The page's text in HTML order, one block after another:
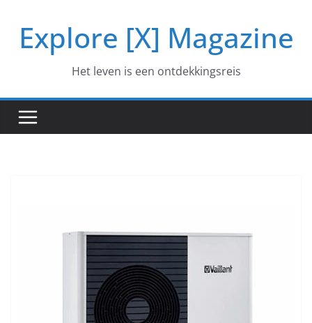
naarExplore [X] Magazine
Het leven is een ontdekkingsreis